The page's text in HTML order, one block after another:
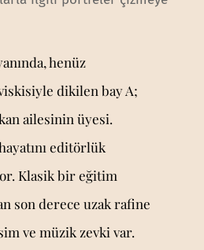
henüz
dikilen bay A;
ailesinin üyesi.
editörlük
Klasik bir eğitim
son derece uzak rafine
ve müzik zevki var.